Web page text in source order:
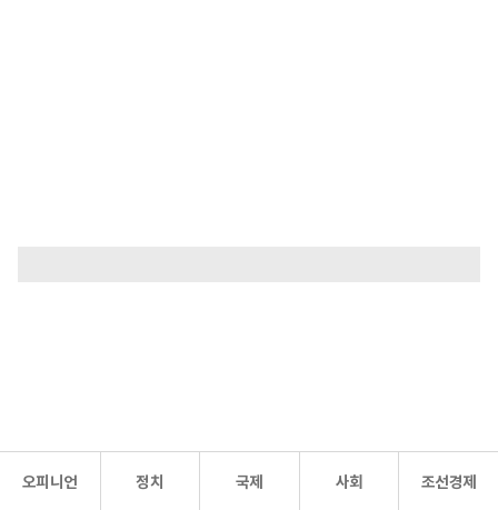
오피니언 정치 국제 사회 조선경제